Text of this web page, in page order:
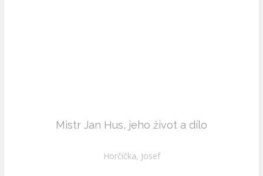
Mistr Jan Hus, jeho život a dílo
Horčička, Josef